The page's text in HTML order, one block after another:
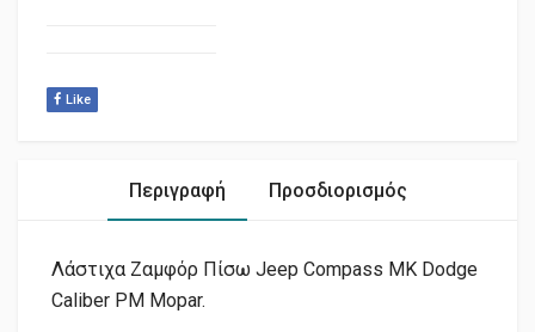
Like
Περιγραφή Προσδιορισμός
Λάστιχα Ζαμφόρ Πίσω Jeep Compass MK Dodge
Caliber PM Mopar.